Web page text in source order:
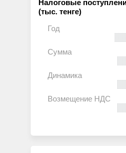
Налоговые
(тыс. тенге)